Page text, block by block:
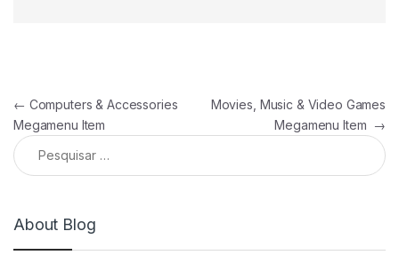
Navegação de artigos
← Computers & Accessories
Megamenu Item
Movies, Music & Video Games
Megamenu Item →
Pesquisar por:
About Blog